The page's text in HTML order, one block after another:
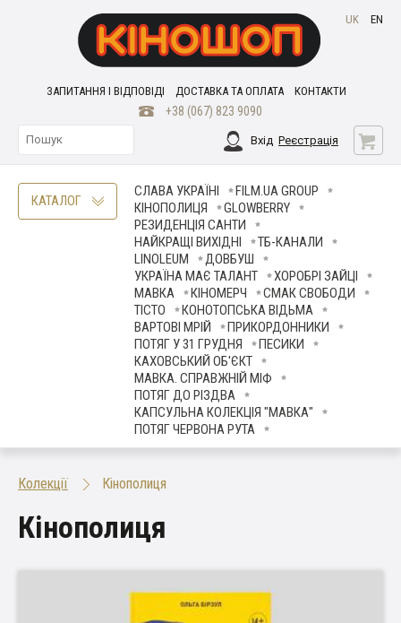
ЗАПИТАННЯ І ВІДПОВІДІ ДОСТАВКА ТА ОПЛАТА КОНТАКТИ
+38 (067) 823 9090
UK EN
Вхід Реєстрація
КАТАЛОГ
СЛАВА УКРАЇНІ
FILM.UA GROUP
КІНОПОЛИЦЯ
GLOWBERRY
РЕЗИДЕНЦІЯ САНТИ
НАЙКРАЩІ ВИХІДНІ
ТБ-КАНАЛИ
LINOLEUM
ДОВБУШ
УКРАЇНА МАЄ ТАЛАНТ
ХОРОБРІ ЗАЙЦІ
МАВКА
КІНОМЕРЧ
СМАК СВОБОДИ
ТІСТО
КОНОТОПСЬКА ВІДЬМА
ВАРТОВІ МРІЙ
ПРИКОРДОННИКИ
ПОТЯГ У 31 ГРУДНЯ
ПЕСИКИ
КАХОВСЬКИЙ ОБ'ЄКТ
МАВКА. СПРАВЖНІЙ МІФ
ПОТЯГ ДО РІЗДВА
КАПСУЛЬНА КОЛЕКЦІЯ "МАВКА"
ПОТЯГ ЧЕРВОНА РУТА
Колекції Кінополиця
Кінополиця